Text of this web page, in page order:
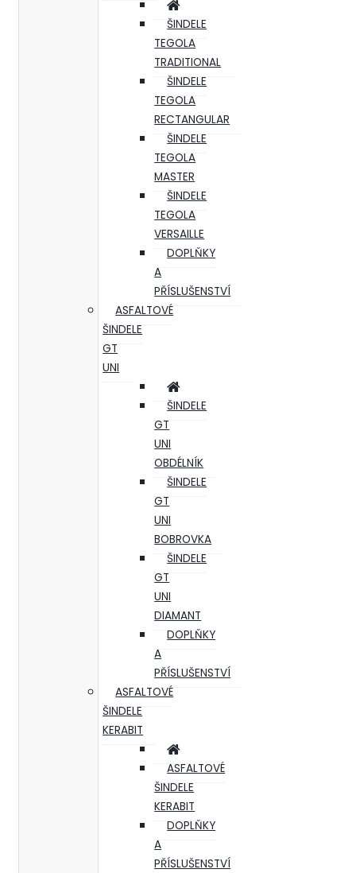
ŠINDELE
TEGOLA
TRADITIONAL
ŠINDELE
TEGOLA
RECTANGULAR
ŠINDELE
TEGOLA
MASTER
ŠINDELE
TEGOLA
VERSAILLE
DOPLŇKY
A
PŘÍSLUŠENSTVÍ
ASFALTOVÉ
ŠINDELE
GT
UNI
ŠINDELE
GT
UNI
OBDÉLNÍK
ŠINDELE
GT
UNI
BOBROVKA
ŠINDELE
GT
UNI
DIAMANT
DOPLŇKY
A
PŘÍSLUŠENSTVÍ
ASFALTOVÉ
ŠINDELE
KERABIT
ASFALTOVÉ
ŠINDELE
KERABIT
DOPLŇKY
A
PŘÍSLUŠENSTVÍ